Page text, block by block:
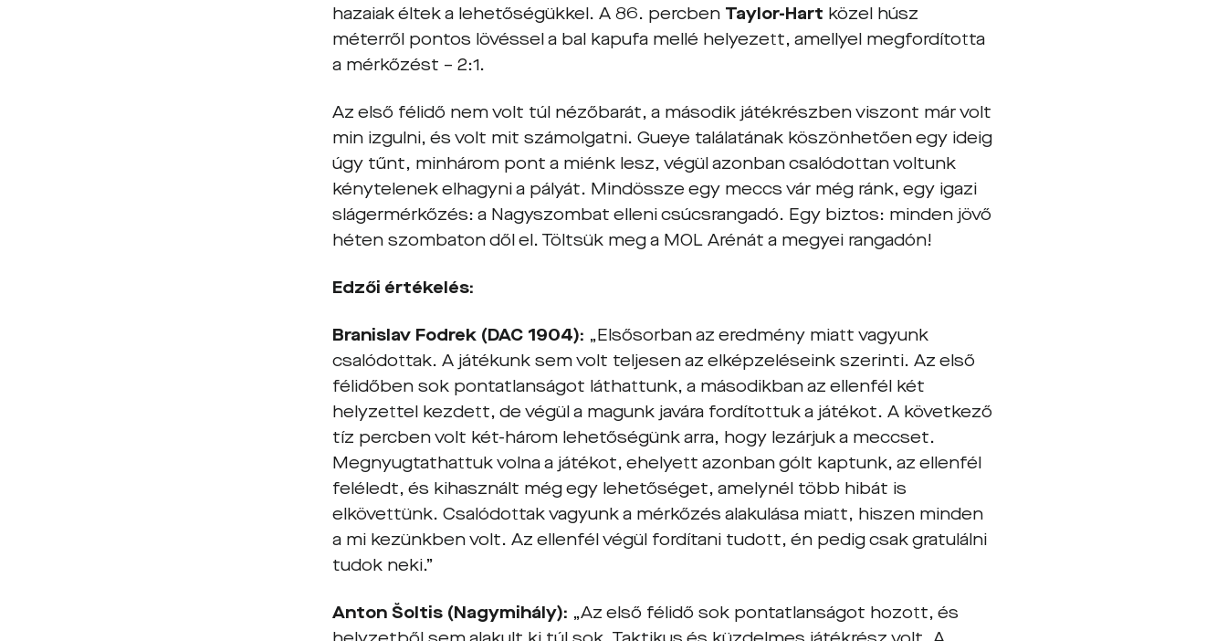
hazaiak éltek a lehetőségükkel. A 86. percben Taylor-Hart közel húsz
méterről pontos lövéssel a bal kapufa mellé helyezett, amellyel megfordította
a mérkőzést – 2:1.
Az első félidő nem volt túl nézőbarát, a második játékrészben viszont már volt
min izgulni, és volt mit számolgatni. Gueye találatának köszönhetően egy ideig
úgy tűnt, minhárom pont a miénk lesz, végül azonban csalódottan voltunk
kénytelenek elhagyni a pályát. Mindössze egy meccs vár még ránk, egy igazi
slágermérkőzés: a Nagyszombat elleni csúcsrangadó. Egy biztos: minden jövő
héten szombaton dől el. Töltsük meg a MOL Arénát a megyei rangadón!
Edzői értékelés:
Branislav Fodrek (DAC 1904): „Elsősorban az eredmény miatt vagyunk
csalódottak. A játékunk sem volt teljesen az elképzeléseink szerinti. Az első
félidőben sok pontatlanságot láthattunk, a másodikban az ellenfél két
helyzettel kezdett, de végül a magunk javára fordítottuk a játékot. A következő
tíz percben volt két-három lehetőségünk arra, hogy lezárjuk a meccset.
Megnyugtathattuk volna a játékot, ehelyett azonban gólt kaptunk, az ellenfél
feléledt, és kihasznált még egy lehetőséget, amelynél több hibát is
elkövettünk. Csalódottak vagyunk a mérkőzés alakulása miatt, hiszen minden
a mi kezünkben volt. Az ellenfél végül fordítani tudott, én pedig csak gratulálni
tudok neki.”
Anton Šoltis (Nagymihály): „Az első félidő sok pontatlanságot hozott, és